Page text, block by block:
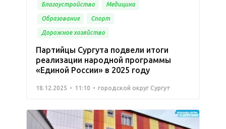
Благоустройство Медицина
Образование Спорт
Дорожное хозяйство
Партийцы Сургута подвели итоги
реализации народной программы
«Единой России» в 2025 году
18.12.2025 11:10 городской округ Сургут